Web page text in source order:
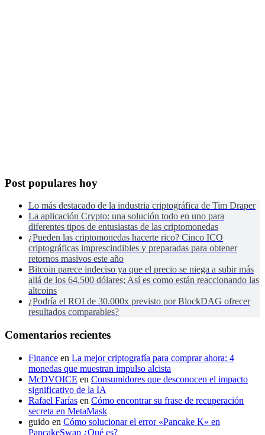
Post populares hoy
Lo más destacado de la industria criptográfica de Tim Draper
La aplicación Crypto: una solución todo en uno para
diferentes tipos de entusiastas de las criptomonedas
¿Pueden las criptomonedas hacerte rico? Cinco ICO
criptográficas imprescindibles y preparadas para obtener
retornos masivos este año
Bitcoin parece indeciso ya que el precio se niega a subir más
allá de los 64.500 dólares; Así es como están reaccionando las
altcoins
¿Podría el ROI de 30.000x previsto por BlockDAG ofrecer
resultados comparables?
Comentarios recientes
Finance en La mejor criptografía para comprar ahora: 4
monedas que muestran impulso alcista
McDVOICE en Consumidores que desconocen el impacto
significativo de la IA
Rafael Farías en Cómo encontrar su frase de recuperación
secreta en MetaMask
guido en Cómo solucionar el error «Pancake K» en
PancakeSwap ¿Qué es?